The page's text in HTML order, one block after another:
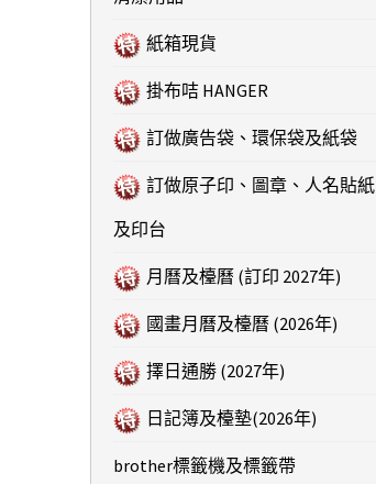
紙箱現貨
掛布咭 HANGER
訂做廣告袋、環保袋及紙袋
訂做原子印、圖章、人名貼紙
及印台
月曆及檯曆 (訂印 2027年)
國畫月曆及檯曆 (2026年)
擇日通勝 (2027年)
日記簿及檯墊(2026年)
brother標籤機及標籤帶